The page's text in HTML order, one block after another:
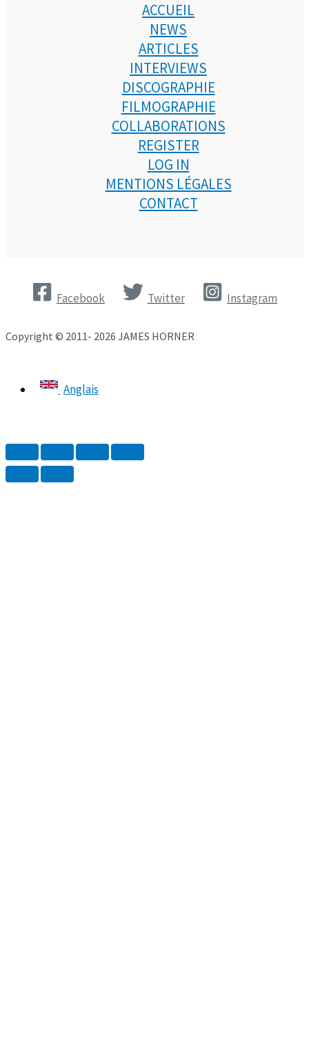
ACCUEIL
NEWS
ARTICLES
INTERVIEWS
DISCOGRAPHIE
FILMOGRAPHIE
COLLABORATIONS
REGISTER
LOG IN
MENTIONS LÉGALES
CONTACT
Facebook Twitter Instagram
Copyright © 2011- 2026 JAMES HORNER
Anglais